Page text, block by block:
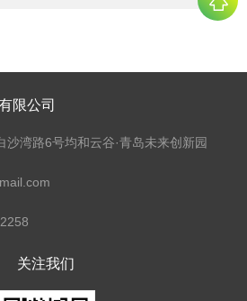
限公司
沙湾路6号均和云谷·青岛未来创新园
关注我们